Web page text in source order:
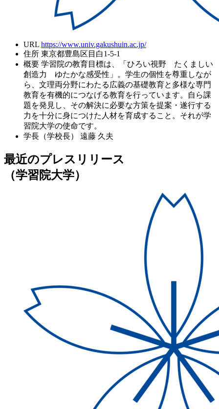
URL https://www.univ.gakushuin.ac.jp/
住所 東京都豊島区目白1-5-1
概要 学習院の教育目標は、「ひろい視野 たくましい
創造力 ゆたかな感受性」。学生の個性を尊重しなが
ら、文理両分野にわたる広義の基礎教育と多様な専門
教育を有機的につなげる教育を行っています。自ら課
題を発見し、その解決に必要な方策を提案・遂行する
力を十分に身につけた人材を育成すること。それが学
習院大学の使命です。
学長（学校長）
遠藤 久夫
最近のプレスリリース
（学習院大学）